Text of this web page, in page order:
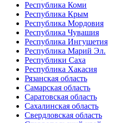
Республика Коми
Республика Крым
Республика Мордовия
Республика Чувашия
Республика Ингушетия
Республика Марий Эл.
Республики Саха
Республика Хакасия
Рязанская область
Самарская область
Саратовская область
Сахалинская область
Свердловская область